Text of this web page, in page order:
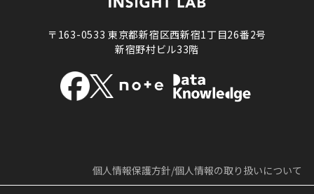
〒163-0533東京都新宿区西新宿1丁目26番2号
新宿野村ビル33階
個人情報保護方針/個人情報の取り扱いについて